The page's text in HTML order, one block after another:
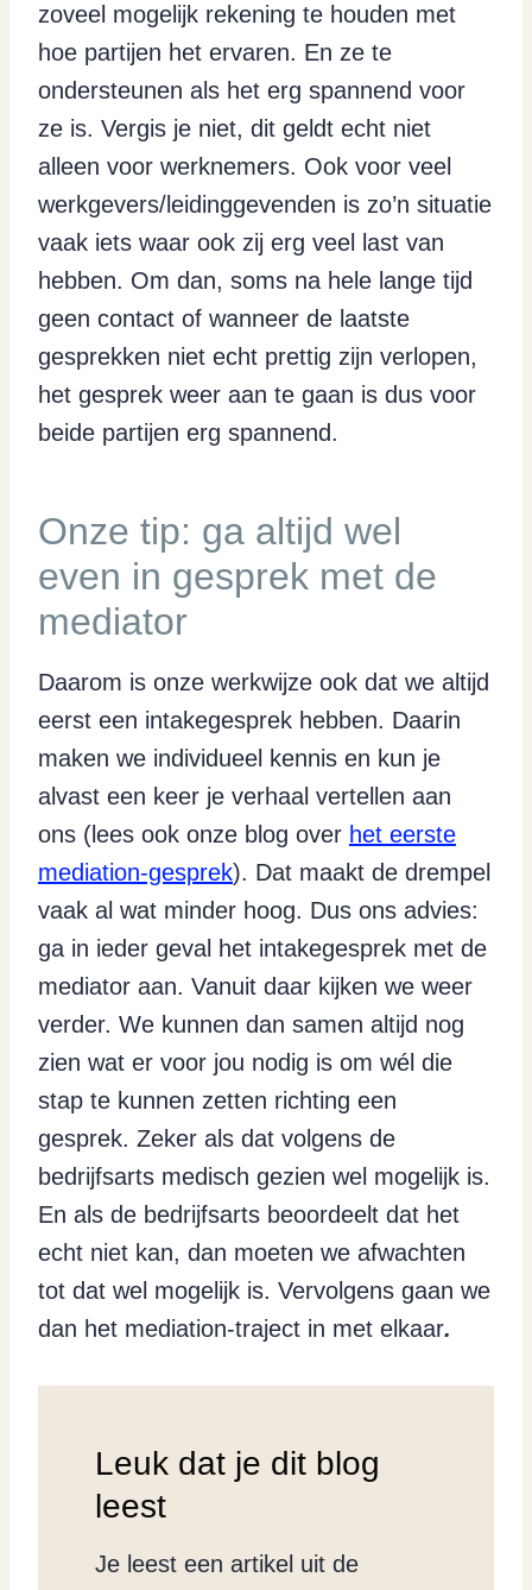
zoveel mogelijk rekening te houden met
hoe partijen het ervaren. En ze te
ondersteunen als het erg spannend voor
ze is. Vergis je niet, dit geldt echt niet
alleen voor werknemers. Ook voor veel
werkgevers/leidinggevenden is zo’n situatie
vaak iets waar ook zij erg veel last van
hebben. Om dan, soms na hele lange tijd
geen contact of wanneer de laatste
gesprekken niet echt prettig zijn verlopen,
het gesprek weer aan te gaan is dus voor
beide partijen erg spannend.
Onze tip: ga altijd wel
even in gesprek met de
mediator
Daarom is onze werkwijze ook dat we altijd
eerst een intakegesprek hebben. Daarin
maken we individueel kennis en kun je
alvast een keer je verhaal vertellen aan
ons (lees ook onze blog over het eerste
mediation-gesprek). Dat maakt de drempel
vaak al wat minder hoog. Dus ons advies:
ga in ieder geval het intakegesprek met de
mediator aan. Vanuit daar kijken we weer
verder. We kunnen dan samen altijd nog
zien wat er voor jou nodig is om wél die
stap te kunnen zetten richting een
gesprek. Zeker als dat volgens de
bedrijfsarts medisch gezien wel mogelijk is.
En als de bedrijfsarts beoordeelt dat het
echt niet kan, dan moeten we afwachten
tot dat wel mogelijk is. Vervolgens gaan we
dan het mediation-traject in met elkaar.
Leuk dat je dit blog
leest
Je leest een artikel uit de